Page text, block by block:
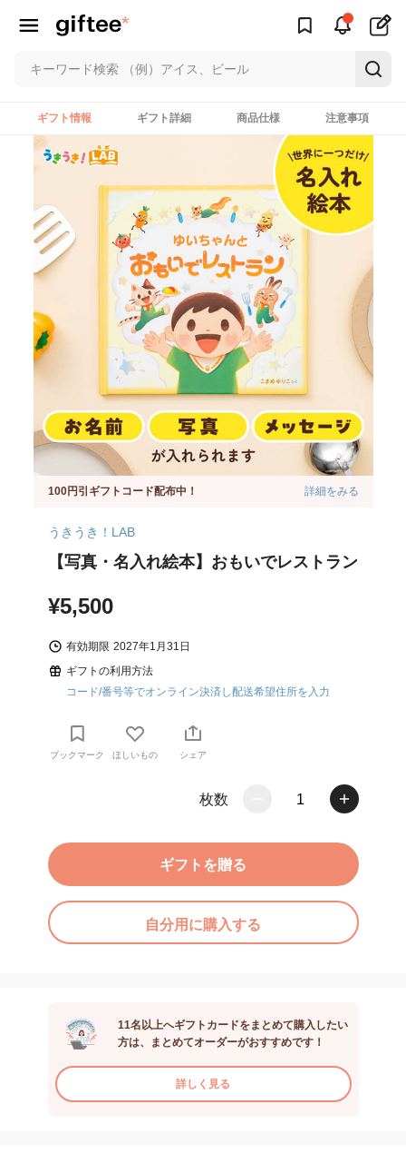
ギフト情報 ギフト詳細 商品仕様 注意事項
100円引ギフトコード配布中！ 詳細をみる
うきうき！LAB
【写真・名入れ絵本】おもいでレストラン
¥5,500
有効期限 2027年1月31日
ギフトの利用方法
コード/番号等でオンライン決済し配送希望住所を入力
ブックマーク ほしいもの シェア
枚数 1
ギフトを贈る
自分用に購入する
11名以上へギフトカードをまとめて購入したい
方は、まとめてオーダーがおすすめです！
詳しく見る